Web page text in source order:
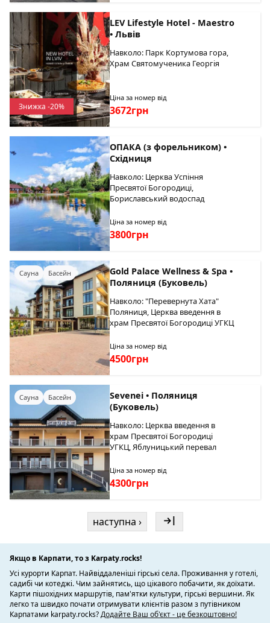
Знижка -20%
LEV Lifestyle Hotel - Maestro
• Львів
Навколо: Парк Кортумова гора,
Храм Святомученика Георгія
Ціна за номер від
3672грн
ОПАКА (з форельником) •
Східниця
Навколо: Церква Успіння
Пресвятої Богородиці,
Бориславський водоспад
Ціна за номер від
3800грн
Сауна Басейн
Gold Palace Wellness & Spa •
Поляниця (Буковель)
Навколо: "Перевернута Хата"
Поляниця, Церква введення в
храм Пресвятої Богородиці УГКЦ
Ціна за номер від
4500грн
Сауна Басейн
Sevenei • Поляниця
(Буковель)
Навколо: Церква введення в
храм Пресвятої Богородиці
УГКЦ, Яблуницький перевал
Ціна за номер від
4300грн
наступна ›
Якщо в Карпати, то з Karpaty.rocks!
Усі курорти Карпат. Найвіддаленіші гірські села. Проживання у готелі,
садибі чи котеджі. Чим зайнятись, що цікавого побачити, як доїхати.
Карти пішохідних маршрутів, пам'ятки культури, гірські вершини. Як
легко та швидко почати отримувати клієнтів разом з путівником
Карпатами karpaty.rocks?Додайте Ваш об'єкт - це безкоштовно!